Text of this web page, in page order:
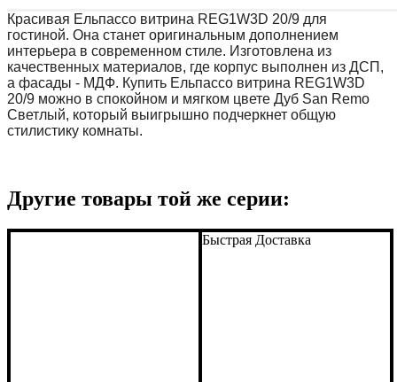
Красивая Ельпассо витрина REG1W3D 20/9 для
гостиной. Она станет оригинальным дополнением
интерьера в современном стиле. Изготовлена ​​из
качественных материалов, где корпус выполнен из ДСП,
а фасады - МДФ. Купить Ельпассо витрина REG1W3D
20/9 можно в спокойном и мягком цвете Дуб San Remo
Светлый, который выигрышно подчеркнет общую
стилистику комнаты.
Другие товары той же серии:
Быстрая Доставка